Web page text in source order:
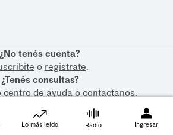
¿No tenés cuenta?
o registrate.
¿Tenés consultas?
centro de ayudaocontactanos.
Lo más leído Radio Ingresar